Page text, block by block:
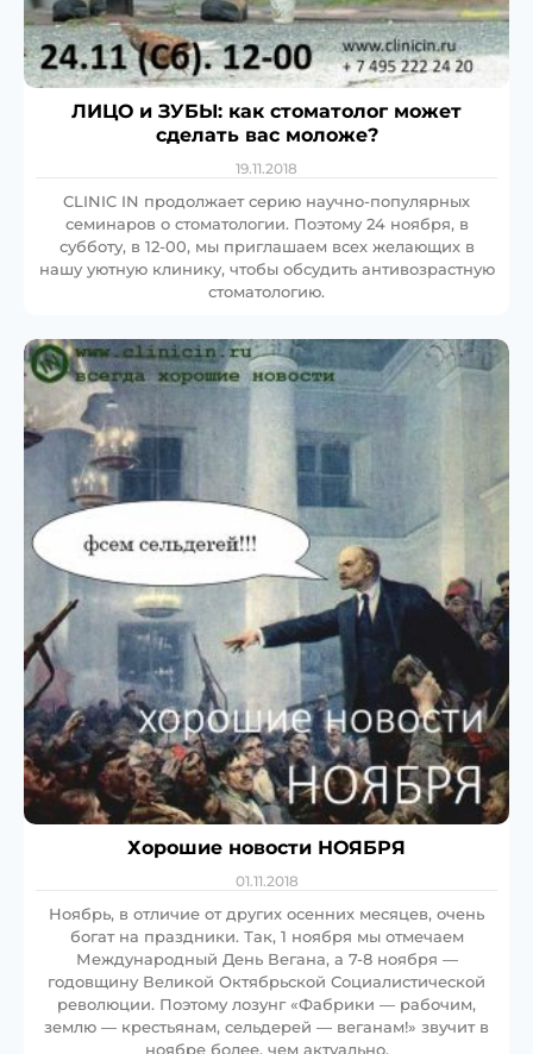
ЛИЦО и ЗУБЫ: как стоматолог может
сделать вас моложе?
19.11.2018
CLINIC IN продолжает серию научно-популярных
семинаров о стоматологии. Поэтому 24 ноября, в
субботу, в 12-00, мы приглашаем всех желающих в
нашу уютную клинику, чтобы обсудить антивозрастную
стоматологию.
Хорошие новости НОЯБРЯ
01.11.2018
Ноябрь, в отличие от других осенних месяцев, очень
богат на праздники. Так, 1 ноября мы отмечаем
Международный День Вегана, а 7-8 ноября —
годовщину Великой Октябрьской Социалистической
революции. Поэтому лозунг «Фабрики — рабочим,
землю — крестьянам, сельдерей — веганам!» звучит в
ноябре более, чем актуально.